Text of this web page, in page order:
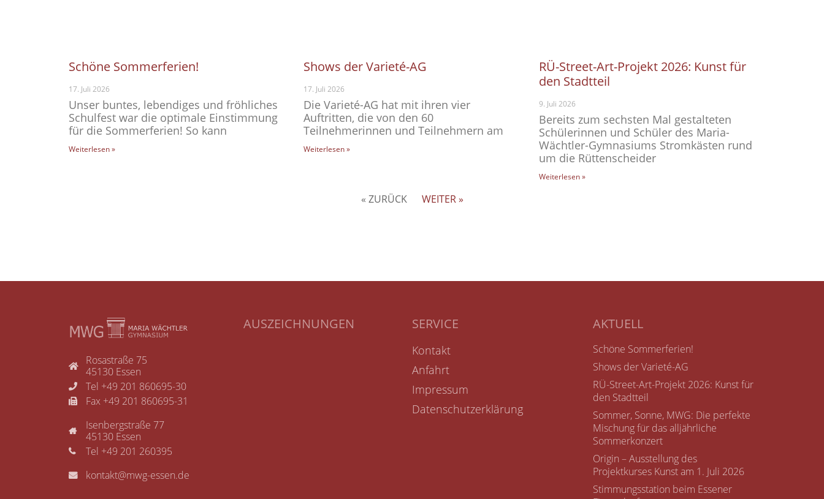
Schöne Sommerferien!
17. Juli 2026
Unser buntes, lebendiges und fröhliches
Schulfest war die optimale Einstimmung
für die Sommerferien! So kann
Weiterlesen »
Shows der Varieté-AG
17. Juli 2026
Die Varieté-AG hat mit ihren vier
Auftritten, die von den 60
Teilnehmerinnen und Teilnehmern am
Weiterlesen »
RÜ-Street-Art-Projekt 2026: Kunst für
den Stadtteil
9. Juli 2026
Bereits zum sechsten Mal gestalteten
Schülerinnen und Schüler des Maria-
Wächtler-Gymnasiums Stromkästen rund
um die Rüttenscheider
Weiterlesen »
« ZURÜCK WEITER »
Rosastraße 75
45130 Essen
Tel +49 201 860695-30
Fax +49 201 860695-31
Isenbergstraße 77
45130 Essen
Tel +49 201 260395
kontakt@mwg-essen.de
AUSZEICHNUNGEN SERVICE
Kontakt
Anfahrt
Impressum
Datenschutzerklärung
AKTUELL
Schöne Sommerferien!
Shows der Varieté-AG
RÜ-Street-Art-Projekt 2026: Kunst für
den Stadtteil
Sommer, Sonne, MWG: Die perfekte
Mischung für das alljährliche
Sommerkonzert
Origin – Ausstellung des
Projektkurses Kunst am 1. Juli 2026
Stimmungsstation beim Essener